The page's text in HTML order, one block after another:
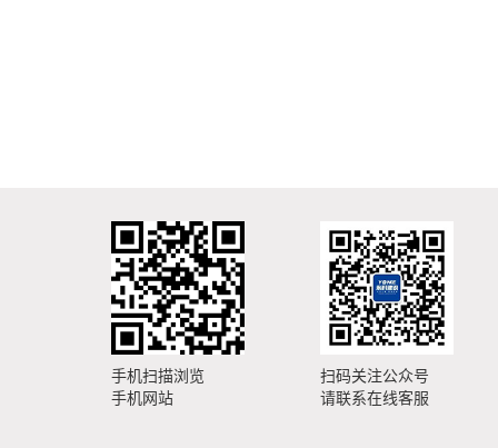
手机扫描浏览
手机网站
扫码关注公众号
请联系在线客服